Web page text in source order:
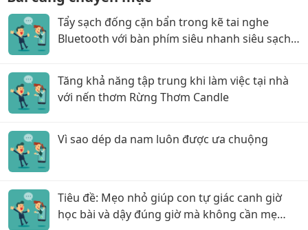
Tẩy sạch đống cặn bẩn trong kẽ tai nghe
Bluetooth với bàn phím siêu nhanh siêu sạch
Tăng khả năng tập trung khi làm việc tại nhà
với nến thơm Rừng Thơm Candle
Vì sao dép da nam luôn được ưa chuộng
Tiêu đề: Mẹo nhỏ giúp con tự giác canh giờ
học bài và dậy đúng giờ mà không cần mẹ